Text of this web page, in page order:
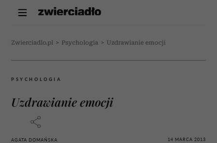
Zwierciadlo.pl > Psychologia > Uzdrawianie emocji
PSYCHOLOGIA
Uzdrawianie emocji
AGATA DOMAŃSKA 14 MARCA 2013